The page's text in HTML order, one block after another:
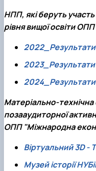
НПП, які беруть
рівня вищої освіти
Матеріально-технічна
позааудиторної
ОПП "Міжнародна
Віртуальний 3D
Музей історії